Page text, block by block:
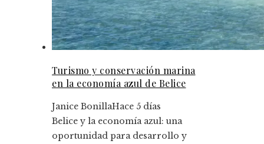
Turismo y conservación marina
en la economía azul de Belice
Janice BonillaHace 5 días
Belice y la economía azul: una
oportunidad para desarrollo y